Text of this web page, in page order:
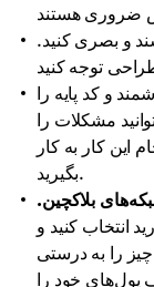
و بصری کنید.
و کد پایه را
مشکلات را
این کار به کار
بگیرید.
انتخاب کنید و
چیز را به درستی
پول‌های خود را